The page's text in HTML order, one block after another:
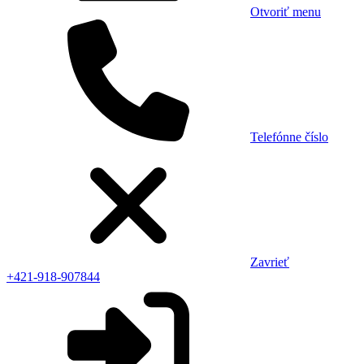
Otvoriť menu
Telefónne číslo
Zavrieť
+421-918-907844